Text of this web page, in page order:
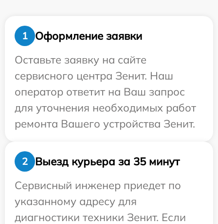
1
Оформление заявки
Оставьте заявку на сайте
сервисного центра Зенит. Наш
оператор ответит на Ваш запрос
для уточнения необходимых работ
ремонта Вашего устройства Зенит.
2
Выезд курьера за 35 минут
Сервисный инженер приедет по
указанному адресу для
диагностики техники Зенит. Если